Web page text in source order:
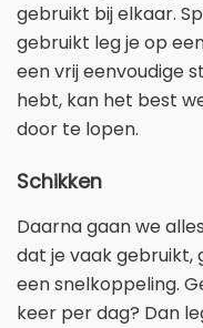
gebruikt bij elkaar.
gebruikt leg je op
een vrij eenvoudige
hebt, kan het best
door te lopen.
Schikken
Daarna gaan we
dat je vaak
een snelkoppeling.
keer per dag? Dan